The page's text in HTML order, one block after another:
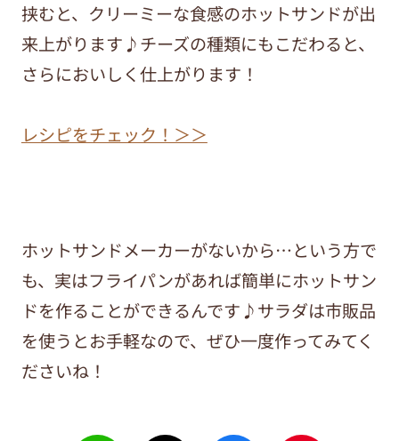
挟むと、クリーミーな食感のホットサンドが出
来上がります♪チーズの種類にもこだわると、
さらにおいしく仕上がります！
レシピをチェック！＞＞
ホットサンドメーカーがないから…という方で
も、実はフライパンがあれば簡単にホットサン
ドを作ることができるんです♪サラダは市販品
を使うとお手軽なので、ぜひ一度作ってみてく
ださいね！